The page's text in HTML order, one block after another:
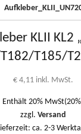
KLII KL2
T185/
€4,11 inkl. MwSt.
Enthält 20%
zzgl. Versand
ca. 2-3